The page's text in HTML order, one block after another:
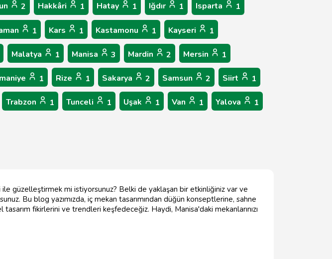
2 Hakkâri 1 Hatay 1 Iğdır 1 Isparta 1
1 Kars 1 Kastamonu 1 Kayseri 1
Malatya 1 Manisa 3 Mardin 2 Mersin 1
1 Rize 1 Sakarya 2 Samsun 2 Siirt 1
Trabzon 1 Tunceli 1 Uşak 1 Van 1 Yalova 1
ile güzelleştirmek mi istiyorsunuz? Belki de yaklaşan bir etkinliğiniz var ve
Bu blog yazımızda, iç mekan tasarımından düğün konseptlerine, sahne
fikirlerini ve trendleri keşfedeceğiz. Haydi, Manisa'daki mekanlarınızı